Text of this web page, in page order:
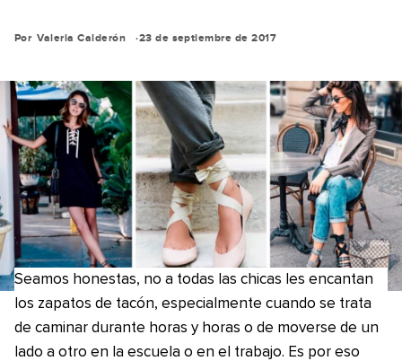
Por Valeria Calderón 23 de septiembre de 2017
Seamos honestas, no a todas las chicas les encantan
los zapatos de tacón, especialmente cuando se trata
de caminar durante horas y horas o de moverse de un
lado a otro en la escuela o en el trabajo. Es por eso